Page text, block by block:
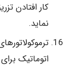
کار افتادن
نماید.
اتوماتیک